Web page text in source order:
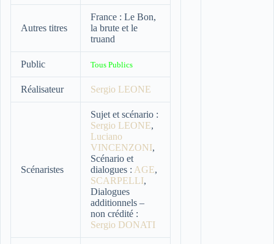
Autres titres
France : Le Bon,
la brute et le
truand
Public Tous Publics
Réalisateur Sergio LEONE
Scénaristes
Sujet et scénario :
Sergio LEONE,
Luciano
VINCENZONI,
Scénario et
dialogues : AGE,
SCARPELLI,
Dialogues
additionnels –
non crédité :
Sergio DONATI